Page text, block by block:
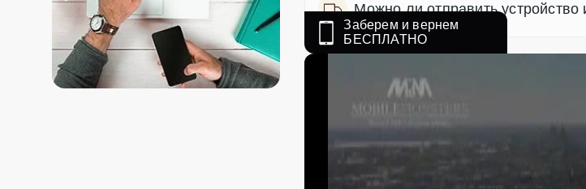
Можно ли отправить устройство
Заберем и вернем
БЕСПЛАТНО